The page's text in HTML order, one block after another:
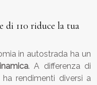
di 110 riduce la tua
in autostrada ha un
. A differenza di
rendimenti diversi a